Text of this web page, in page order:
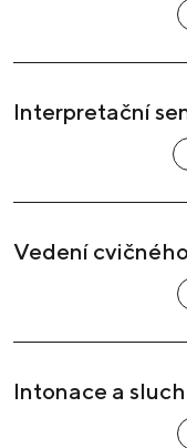
Interpretační
Vedení
Intonace a